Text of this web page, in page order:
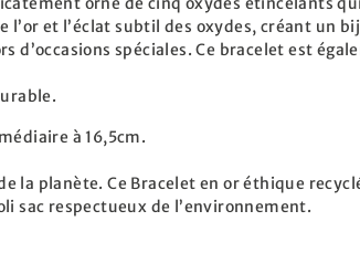
et l’éclat subtil des oxydes, créant un
spéciales. Ce bracelet est
à 16,5cm.
la planète. Ce Bracelet en or éthique
sac respectueux de l’environnement.